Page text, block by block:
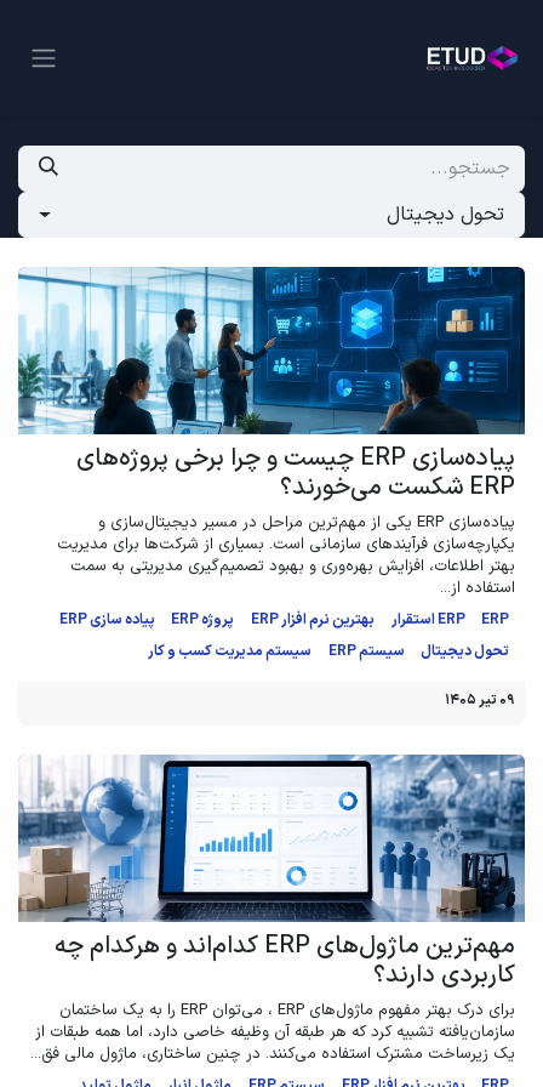
تحول دیجیتال
پیاده‌سازی ERP چیست و چرا برخی پروژه‌های
ERP شکست می‌خورند؟
پیاده‌سازی ERP یکی از مهم‌ترین مراحل در مسیر دیجیتال‌سازی و
یکپارچه‌سازی فرآیندهای سازمانی است. بسیاری از شرکت‌ها برای مدیریت
بهتر اطلاعات، افزایش بهره‌وری و بهبود تصمیم‌گیری مدیریتی به سمت
استفاده از...
ERP ERP استقرار بهترین نرم افزار ERP پروژه ERP
پیاده سازی ERP
تحول دیجیتال
سیستم ERP سیستم مدیریت کسب و کار
۰۹ تیر ۱۴۰۵
مهم‌ترین ماژول‌های ERP کدام‌اند و هرکدام چه
کاربردی دارند؟
برای درک بهتر مفهوم ماژول‌های ERP ، می‌توان ERP را به یک ساختمان
سازمان‌یافته تشبیه کرد که هر طبقه آن وظیفه خاصی دارد، اما همه طبقات از
یک زیرساخت مشترک استفاده می‌کنند. در چنین ساختاری، ماژول مالی فق...